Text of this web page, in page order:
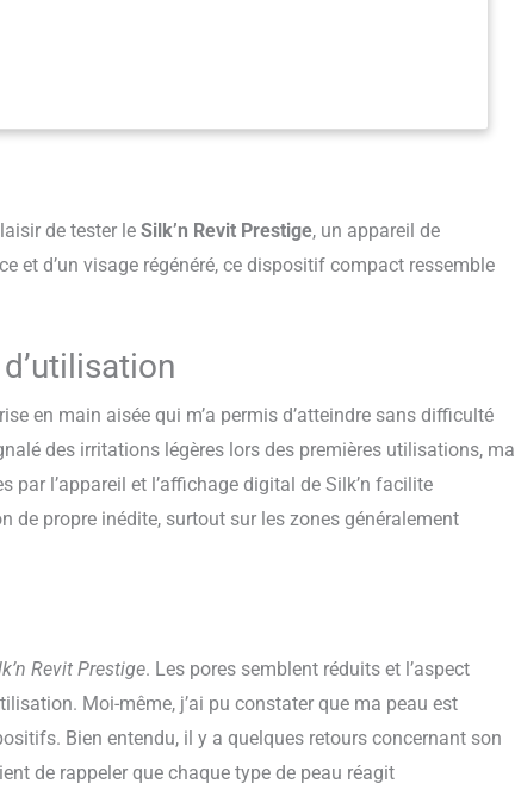
avec Silk'n ReVit Essential peut faire pour votre peau !
nez, menton, cou et mains : Silk'n ReVit Essential peut traiter
livré en standard avec deux embouts de traitement
des séances de traitement suivantes si vous préférez un
de tester le Silk’n Revit Prestige, un appareil de
et d’un visage régénéré, ce dispositif compact ressemble
en main aisée qui m’a permis d’atteindre sans difficulté
des irritations légères lors des premières utilisations, ma
l’appareil et l’affichage digital de Silk’n facilite
de propre inédite, surtout sur les zones généralement
Revit Prestige. Les pores semblent réduits et l’aspect
Moi-même, j’ai pu constater que ma peau est
Bien entendu, il y a quelques retours concernant son
de rappeler que chaque type de peau réagit